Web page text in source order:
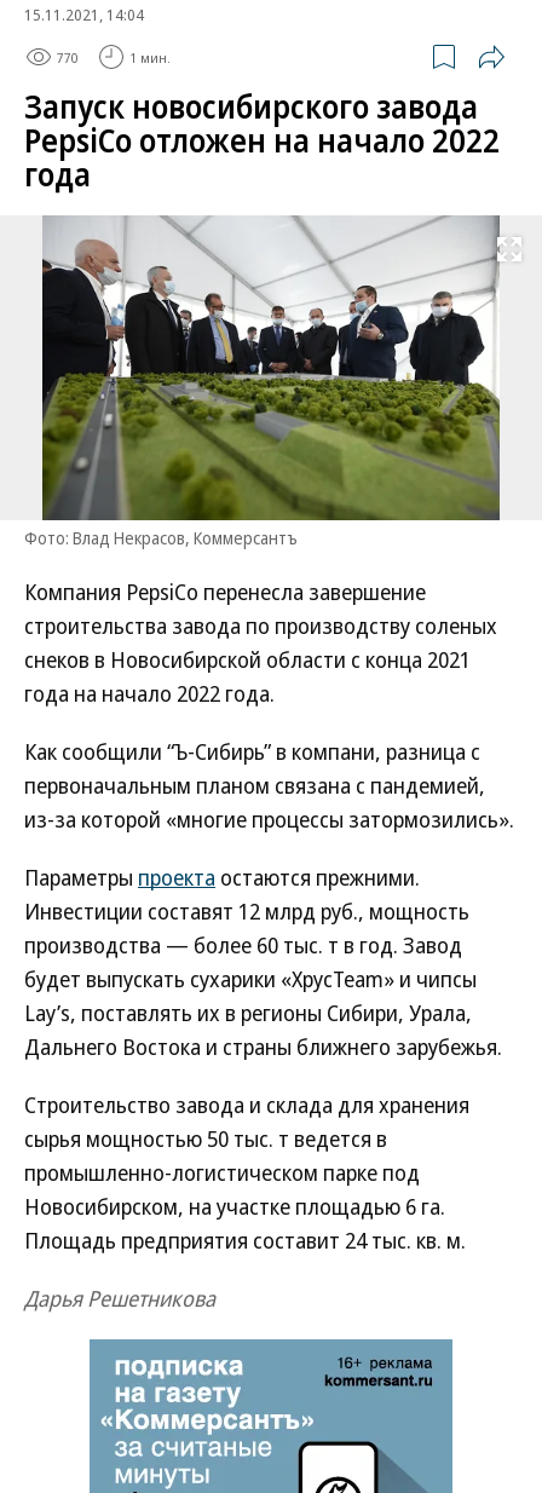
15.11.2021, 14:04
770 1 мин.
Запуск новосибирского завода
PepsiCo отложен на начало 2022
года
Развернуть
Фото: Влад Некрасов, Коммерсантъ
Компания PepsiCo перенесла завершение
строительства завода по производству соленых
снеков в Новосибирской области с конца 2021
года на начало 2022 года.
Как сообщили “Ъ-Сибирь” в компани, разница с
первоначальным планом связана с пандемией,
из-за которой «многие процессы затормозились».
Параметры проекта остаются прежними.
Инвестиции составят 12 млрд руб., мощность
производства — более 60 тыс. т в год. Завод
будет выпускать сухарики «ХрусTeam» и чипсы
Lay’s, поставлять их в регионы Сибири, Урала,
Дальнего Востока и страны ближнего зарубежья.
Строительство завода и склада для хранения
сырья мощностью 50 тыс. т ведется в
промышленно-логистическом парке под
Новосибирском, на участке площадью 6 га.
Площадь предприятия составит 24 тыс. кв. м.
Дарья Решетникова